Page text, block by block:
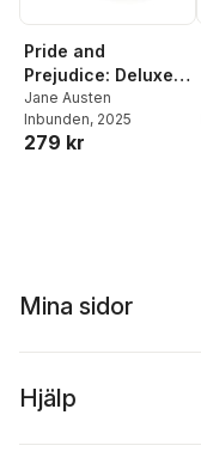
Pride and
Prejudice: Deluxe
Painted Edition
Jane Austen
Inbunden, 2025
279 kr
Mina sidor
Hjälp